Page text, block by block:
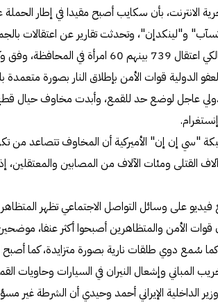
الانترنت، بأن سكايب أصبح مقيدا في إطار
و"لينكدإن"، وتحدثت تقارير عن اعتقالات
وفق وكالة "تسنيم" للأنباء.
الدولية قوات الأمن بإطلاق النار بصورة
عاجل لوضع حد للقمع، وأبدت مخاوف حيال
القتلى ومئات الآلاف من المصابين
فيديو على وسائل التواصل الاجتماعي تظهر
الأمن والمتظاهرين أصبحوا أكثر عنفا،
كما سُمع دوي طلقات نارية بصورة متزايدة، كما أصبح
المباني وإشعال النيران في السيارات وحاويات
الداخلية الإيراني أحمد وحيدي أن الشرطة غير